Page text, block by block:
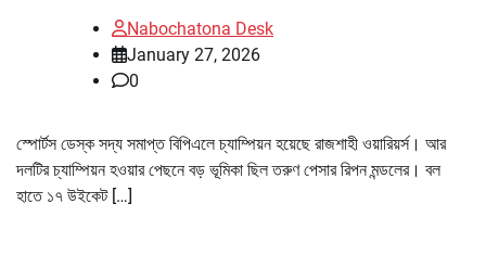
Nabochatona Desk
January 27, 2026
0
স্পোর্টস ডেস্ক সদ্য সমাপ্ত বিপিএলে চ্যাম্পিয়ন হয়েছে রাজশাহী ওয়ারিয়র্স। আর
দলটির চ্যাম্পিয়ন হওয়ার পেছনে বড় ভূমিকা ছিল তরুণ পেসার রিপন মন্ডলের। বল
হাতে ১৭ উইকেট […]